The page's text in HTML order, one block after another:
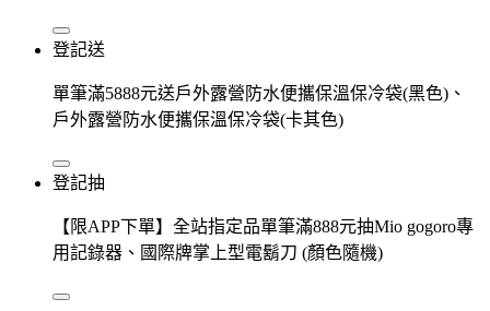
登記送
單筆滿5888元送戶外露營防水便攜保溫保冷袋(黑色)、
戶外露營防水便攜保溫保冷袋(卡其色)
登記抽
【限APP下單】全站指定品單筆滿888元抽Mio gogoro專
用記錄器、國際牌掌上型電鬍刀 (顏色隨機)